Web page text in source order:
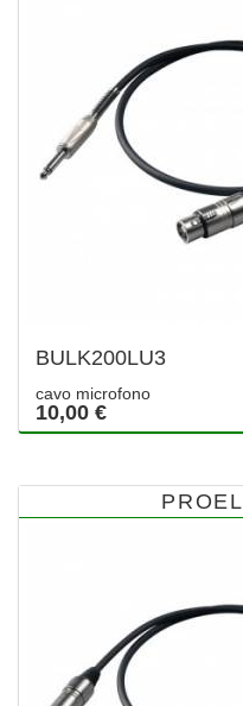
BULK200LU3
cavo microfono
10,00 €
PROEL